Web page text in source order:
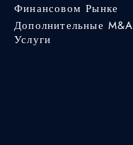
Финансовом Рынке
Дополнительные M&A
Услуги